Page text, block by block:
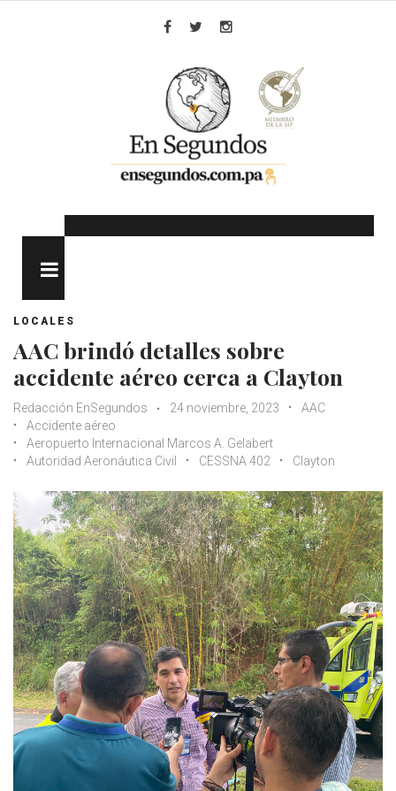
LOCALES
AAC brindó detalles sobre
accidente aéreo cerca a Clayton
Redacción EnSegundos 24 noviembre, 2023
AAC
Accidente aéreo
Aeropuerto Internacional Marcos A. Gelabert
Autoridad Aeronáutica Civil
CESSNA 402 Clayton